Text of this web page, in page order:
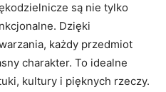
są​ nie tylko
Dzięki
każdy przedmiot
charakter. To idealne
kultury i pięknych rzeczy.